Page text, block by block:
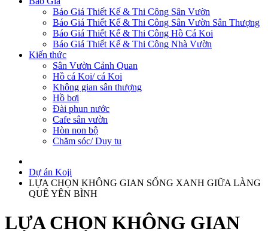
Báo Giá Thiết Kế & Thi Công Sân Vườn
Báo Giá Thiết Kế & Thi Công Sân Vườn Sân Thượng
Báo Giá Thiết Kế & Thi Công Hồ Cá Koi
Báo Giá Thiết Kế & Thi Công Nhà Vườn
Kiến thức
Sân Vườn Cảnh Quan
Hồ cá Koi/ cá Koi
Không gian sân thượng
Hồ bơi
Đài phun nước
Cafe sân vườn
Hòn non bộ
Chăm sóc/ Duy tu
Dự án Koji
LỰA CHỌN KHÔNG GIAN SỐNG XANH GIỮA LÀNG
QUÊ YÊN BÌNH
LỰA CHỌN KHÔNG GIAN